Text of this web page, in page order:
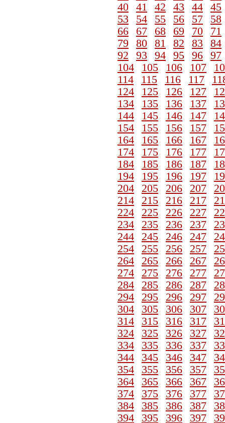
40
41 42 43 44
45
53
54 55 56 57
58
66
67 68 69 70
71
79
80 81 82 83
84
92
93 94 95 96
97
104
105 106 107
114
115 116 117
124
125 126 127
134
135 136 137
144
145 146 147
154
155 156 157
164
165 166 167
174
175 176 177
184
185 186 187
194
195 196 197
204
205 206 207
214
215 216 217
224
225 226 227
234
235 236 237
244
245 246 247
254
255 256 257
264
265 266 267
274
275 276 277
284
285 286 287
294
295 296 297
304
305 306 307
314
315 316 317
324
325 326 327
334
335 336 337
344
345 346 347
354
355 356 357
364
365 366 367
374
375 376 377
384
385 386 387
394
395 396 397